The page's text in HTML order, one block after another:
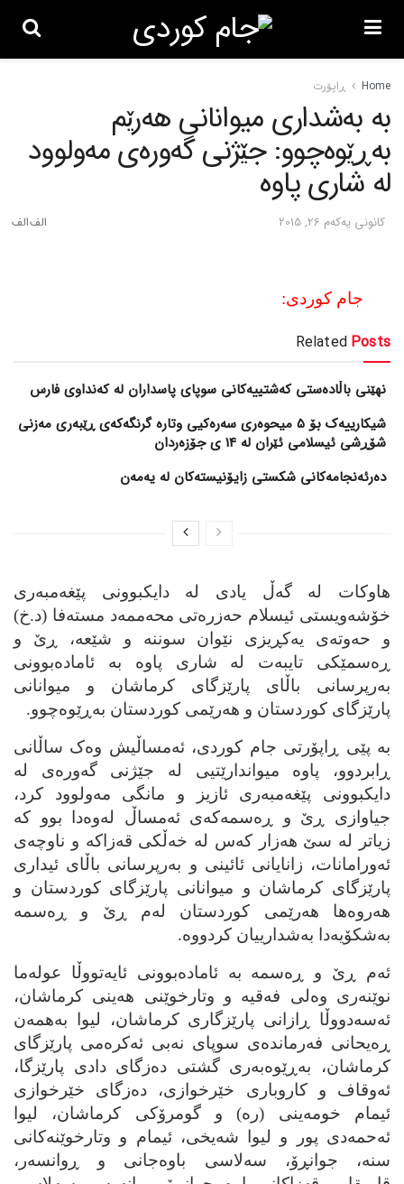
Home ڕاپۆرت
به‌ به‌شداری میوانانی هه‌رێم
به‌ڕێوه‌چوو: جێژنی گه‌وره‌ی مه‌ولوود
له‌ شاری پاوه‌
كانونی یه‌كه‌م 26, 2015
جام کوردی:
Related Posts
نهێنی باڵادەستی کەشتییەکانی سوپای پاسداران لە کەنداوی فارس
شیکارییەک بۆ 5 میحوەری سەرەکیی وتارە گرنگەکەی ڕێبەری مەزنی
شۆڕشی ئیسلامی ئێران لە 14 ی جۆزەردان
دەرئەنجامەکانی شکستی زایۆنیستەکان لە یەمەن
هاوکات له‌ گه‌ڵ یادی له‌ دایکبوونی پێغه‌مبه‌ری
خۆشه‌ویستی ئیسلام حه‌زره‌تی محه‌ممه‌د مسته‌فا (د.خ)
و حه‌وته‌ی یه‌کڕیزی نێوان سوننه‌ و شێعه‌، ڕێ و
ڕه‌سمێکی تایبه‌ت له‌ شاری پاوه‌ به‌ ئاماده‌بوونی
به‌رپرسانی باڵای پارێزگای کرماشان و میوانانی
پارێزگای کوردستان و هه‌رێمی کوردستان به‌ڕێوه‌چوو.
به‌ پێی ڕاپۆرتی جام کوردی، ئه‌مساڵیش وه‌ک ساڵانی
ڕابردوو، پاوه‌ میواندارێتیی له‌ جێژنی گه‌وره‌ی له‌
دایکبوونی پێغه‌مبه‌ری ئازیز و مانگی مه‌ولوود کرد،
جیاوازی ڕێ و ڕه‌سمه‌که‌ی ئه‌مساڵ له‌وه‌دا بوو که‌
زیاتر له‌ سێ هه‌زار که‌س له‌ خه‌ڵکی قه‌زاکه‌ و ناوچه‌ی
ئه‌ورامانات، زانایانی ئائینی و به‌رپرسانی باڵای ئیداری
پارێزگای کرماشان و میوانانی پارێزگای کوردستان و
هه‌روه‌ها هه‌رێمی کوردستان له‌م ڕێ و ڕه‌سمه‌
به‌شکۆیه‌دا به‌شدارییان کردووه‌.
ئه‌م ڕێ و ڕه‌سمه‌ به‌ ئاماده‌بوونی ئایه‌تووڵا عوله‌ما
نوێنه‌ری وه‌لی فه‌قیه‌ و وتارخوێنی هه‌ینی کرماشان،
ئه‌سه‌دووڵا ڕازانی پارێزگاری کرماشان، لیوا به‌همه‌ن
ڕه‌یحانی فه‌رمانده‌ی سوپای نه‌بی ئه‌کره‌می پارێزگای
کرماشان، به‌ڕێوه‌به‌ری گشتی ده‌زگای دادی پارێزگا،
ئه‌وقاف و کاروباری خێرخوازی، ده‌زگای خێرخوازی
ئیمام خومه‌ینی (ره‌) و گومرۆکی کرماشان، لیوا
ئه‌حمه‌دی پور و لیوا شه‌یخی، ئیمام و وتارخوێنه‌کانی
سنه‌، جوانڕۆ، سه‌لاسی باوه‌جانی و ڕوانسه‌ر،